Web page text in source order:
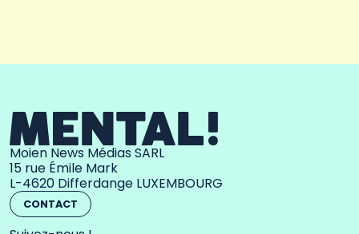
Moien News Médias SARL
15 rue Émile Mark
L-4620 Differdange LUXEMBOURG
CONTACT